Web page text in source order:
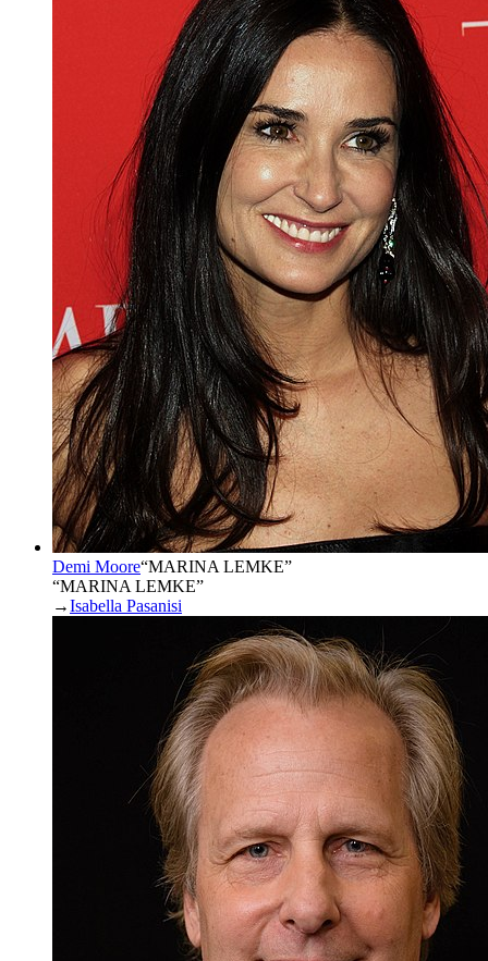
Demi Moore“MARINA LEMKE”
“MARINA LEMKE”
→Isabella Pasanisi